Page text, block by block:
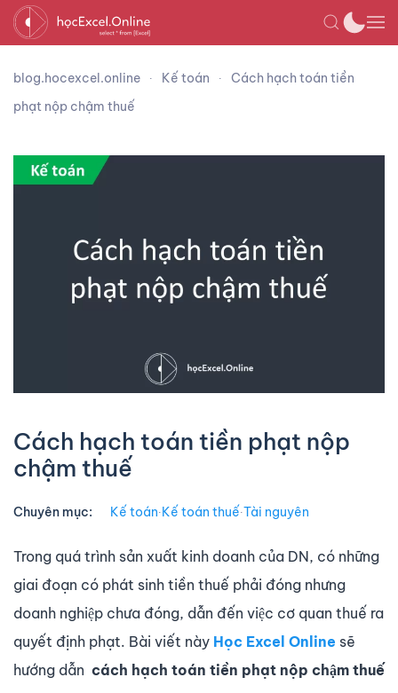
blog.hocexcel.online Kế toán
Cách hạch toán tiền
phạt nộp chậm thuế
Cách hạch toán tiền phạt nộp
chậm thuế
Chuyên mục: Kế toán∙Kế toán thuế∙Tài nguyên
Trong quá trình sản xuất kinh doanh của DN, có những
giai đoạn có phát sinh tiền thuế phải đóng nhưng
doanh nghiệp chưa đóng, dẫn đến việc cơ quan thuế ra
quyết định phạt. Bài viết này Học Excel Online sẽ
hướng dẫn cách hạch toán tiền phạt nộp chậm thuế